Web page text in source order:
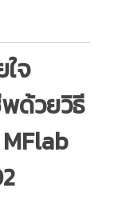
จ
ด้วยวิธี